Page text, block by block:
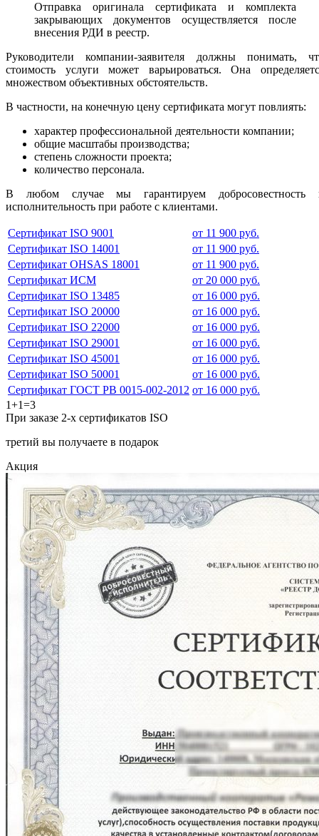
Отправка оригинала сертификата и комплекта
закрывающих документов осуществляется после
внесения РДИ в реестр.
Руководители компании-заявителя должны понимать,
стоимость услуги может варьироваться. Она
множеством объективных обстоятельств.
В частности, на конечную цену сертификата могут повлиять:
характер профессиональной деятельности компании;
общие масштабы производства;
степень сложности проекта;
количество персонала.
В любом случае мы гарантируем добросовестность
исполнительность при работе с клиентами.
Сертификат ISO 9001
от 11 900 руб.
Сертификат ISO 14001
от 11 900 руб.
Сертификат OHSAS 18001
от 11 900 руб.
Сертификат ИСМ
от 20 000 руб.
Сертификат ISO 13485
от 16 000 руб.
Сертификат ISO 20000
от 16 000 руб.
Сертификат ISO 22000
от 16 000 руб.
Сертификат ISO 29001
от 16 000 руб.
Сертификат ISO 45001
от 16 000 руб.
Сертификат ISO 50001
от 16 000 руб.
Сертификат ГОСТ РВ 0015-002-2012 от 16 000 руб.
1+1=3
При заказе 2-х сертификатов ISO
третий вы получаете в подарок
Акция